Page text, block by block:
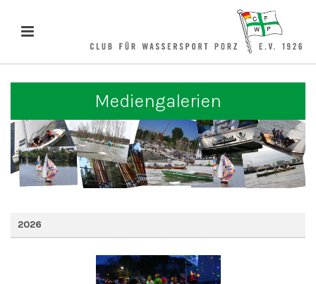
Mediengalerien
2026